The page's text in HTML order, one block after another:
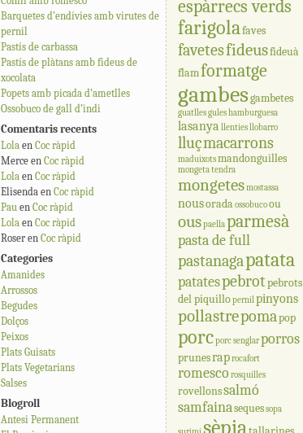
Barquetes d’endívies amb virutes de
pernil
Pastís de carbassa
Pastís de plàtans amb fideus de
xocolata
Popets amb picada d’ametlles
Ossobuco de gall d’indi
Comentaris recents
Lola en Coc ràpid
Merce en Coc ràpid
Lola en Coc ràpid
Elisenda en Coc ràpid
Pau en Coc ràpid
Lola en Coc ràpid
Roser en Coc ràpid
Categories
Amanides
Arrossos
Begudes
Dolços
Peixos
Plats Guisats
Plats Vegetarians
Salses
Blogroll
Antesi Permanent
espàrrecs verds
farigolafaves
favetesfideusfideuà
flamformatge
gambes gambetes
guatllesguleshamburguesa
lasanya llentiesllobarro
lluçmacarrons
maduixotsmandonguilles
mongeta tendra
mongetesmostassa
nousoradaossobucoou
ouspaellaparmesà
pasta de full
pastanagapatata
patatespebrot pebrots
del piquillopernilpinyons
pollastrepomapop
porcporc senglarporros
prunesraprocafort
romesco rosquilles
rovellonssalmó
samfainasequessopa
sèpia